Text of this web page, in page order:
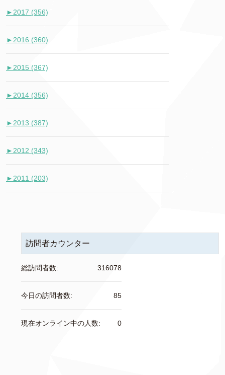
► 2017 (356)
► 2016 (360)
► 2015 (367)
► 2014 (356)
► 2013 (387)
► 2012 (343)
► 2011 (203)
訪問者カウンター
316078
総訪問者数:
85
今日の訪問者数:
0
現在オンライン中の人数: